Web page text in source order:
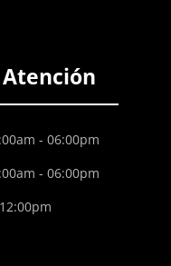
- 06:00pm
- 06:00pm